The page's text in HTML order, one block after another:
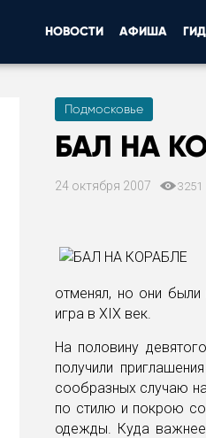
НОВОСТИ АФИША
Подмосковье
БАЛ НА
24 октября 2007 3251
отменял, но они
игра в XIX век.
На половину
получили
сообразных случаю
по стилю и покрою
одежды. Куда важнее